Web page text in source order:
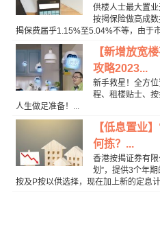
供楼人士最大置
按揭保险做高成
揭保费届乎1.15%至5.04%不等，由于
【新增放宽
攻略2023...
新手救星！全方
程、租楼贴士、
人生做足准备！...
【低息置业
何拣？...
香港按揭证券有
划”，提供3个年
按及P按以供选择，现在加上新的定息